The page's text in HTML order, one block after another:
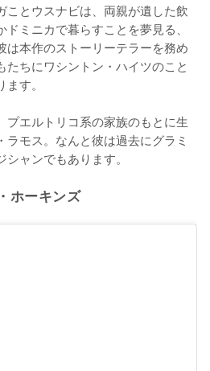
ことウスナビは、両親が遺した飲
ミニカで暮らすことを夢見る、
は本作のストーリーテラーを務め
ちにワシントン・ハイツのこと
す。
プエルトリコ系の家族のもとに生
ラモス。なんと彼は過去にグラミ
ャンでもあります。
ホーキンズ